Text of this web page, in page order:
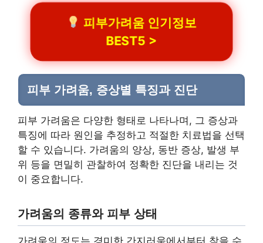
피부가려움 인기정보
BEST5 >
피부 가려움, 증상별 특징과 진단
피부 가려움은 다양한 형태로 나타나며, 그 증상과
특징에 따라 원인을 추정하고 적절한 치료법을 선택
할 수 있습니다. 가려움의 양상, 동반 증상, 발생 부
위 등을 면밀히 관찰하여 정확한 진단을 내리는 것
이 중요합니다.
가려움의 종류와 피부 상태
가려움의 정도는 경미한 간지러움에서부터 참을 수